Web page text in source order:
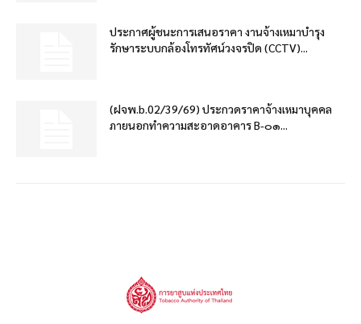
ประกาศผู้ชนะการเสนอราคา งานจ้างเหมาบำรุง
รักษาระบบกล้องโทรทัศน์วงจรปิด (CCTV)...
(ฝจพ.b.02/39/69) ประกวดราคาจ้างเหมาบุคคล
ภายนอกทำความสะอาดอาคาร B-๐๑...